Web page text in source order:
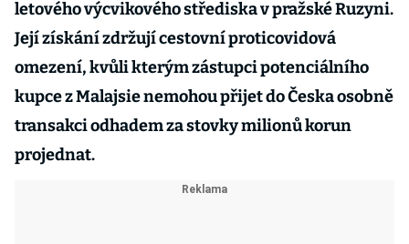
letového výcvikového střediska v pražské Ruzyni.
Její získání zdržují cestovní proticovidová
omezení, kvůli kterým zástupci potenciálního
kupce z Malajsie nemohou přijet do Česka osobně
transakci odhadem za stovky milionů korun
projednat.